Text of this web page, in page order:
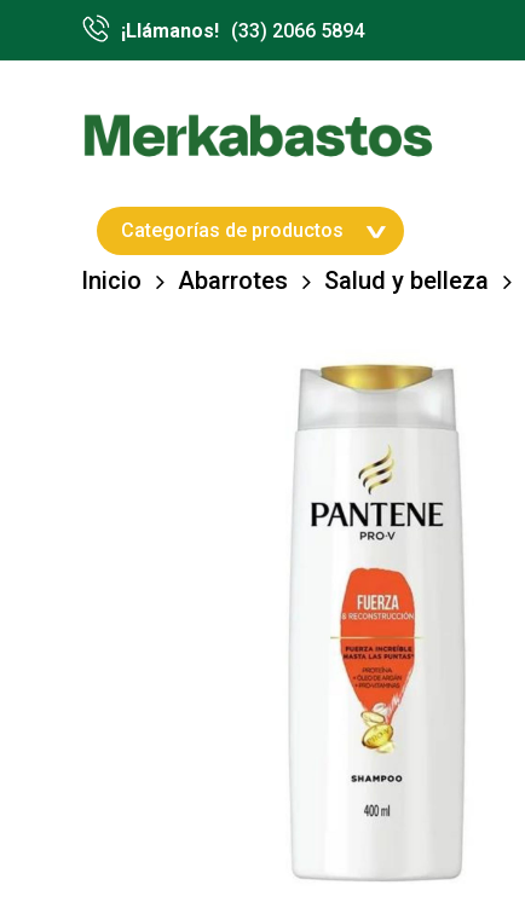
¡Llámanos! (33) 2066 5894
Hit enter to search or ESC to close
Categorías de productos
Inicio Abarrotes Salud y belleza